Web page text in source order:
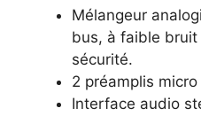
Mélangeur
bus, à faible
sécurité.
2 préamplis micro
Interface audio